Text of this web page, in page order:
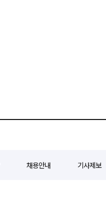
채용안내 기사제보